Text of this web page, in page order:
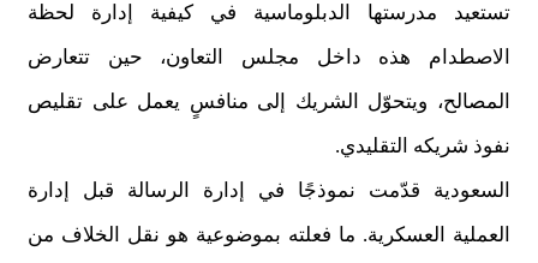
تستعيد مدرستها الدبلوماسية في كيفية إدارة لحظة
الاصطدام هذه داخل مجلس التعاون، حين تتعارض
المصالح، ويتحوّل الشريك إلى منافسٍ يعمل على تقليص
نفوذ شريكه التقليدي.
السعودية قدّمت نموذجًا في إدارة الرسالة قبل إدارة
العملية العسكرية. ما فعلته بموضوعية هو نقل الخلاف من